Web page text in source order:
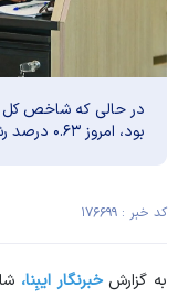
بود، امروز ۰.۶۳ درصد رشد کرد.
کد خبر : ۱۷۶۶۹۹
به گزارشخبرنگار ایبِنا،